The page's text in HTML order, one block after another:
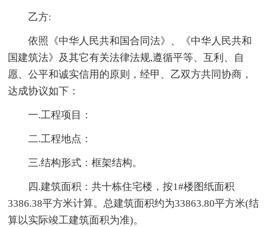
乙方:
依照《中华人民共和国合同法》、《中华人民共和
国建筑法》及其它有关法律法规,遵循平等、互利、自
愿、公平和诚实信用的原则，经甲、乙双方共同协商，
达成协议如下：
一.工程项目：
二.工程地点：
三.结构形式：框架结构。
四.建筑面积：共十栋住宅楼，按1#楼图纸面积
3386.38平方米计算。总建筑面积约为33863.80平方米(结
算以实际竣工建筑面积为准)。